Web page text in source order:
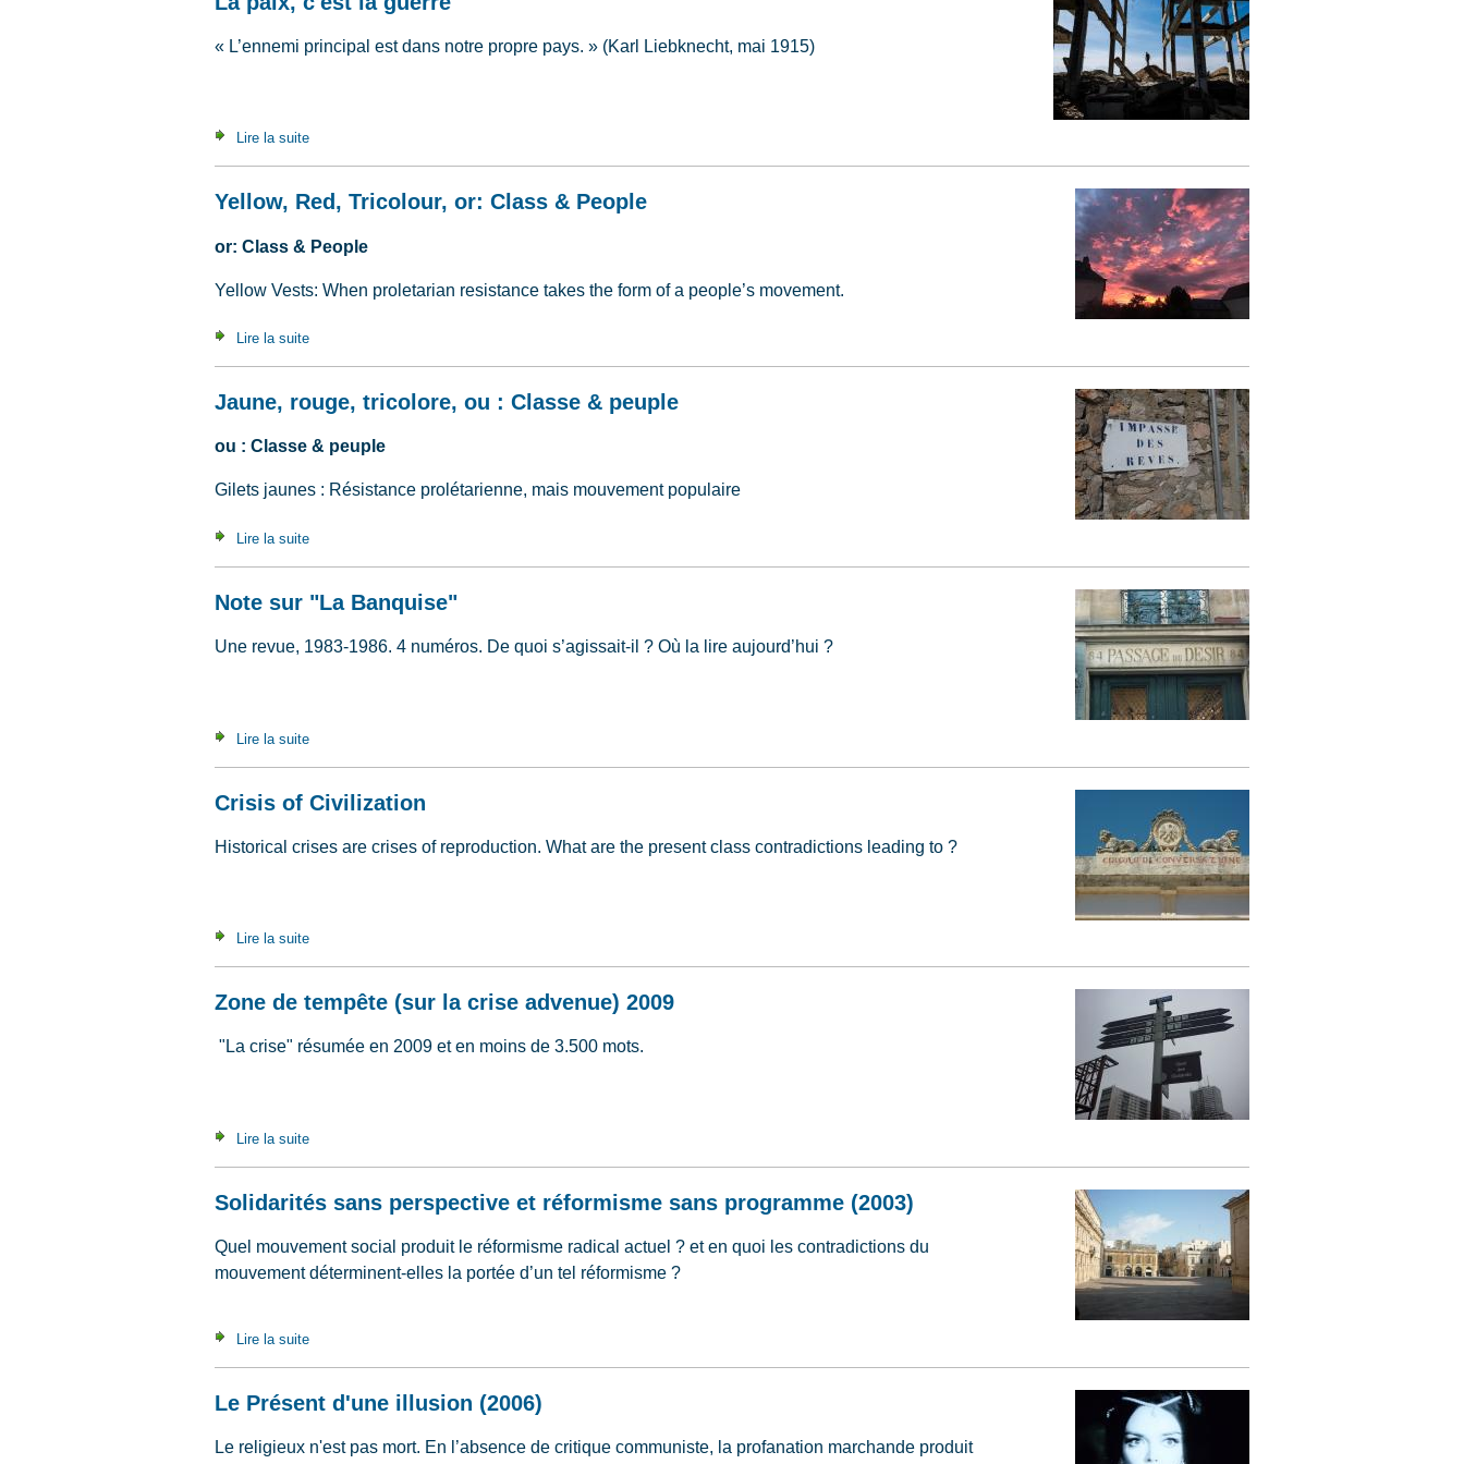
« L’ennemi principal est dans notre propre pays. » (Karl Liebknecht, mai 1915)
Lire la suite
Yellow, Red, Tricolour, or: Class & People
or: Class & People
Yellow Vests: When proletarian resistance takes the form of a people’s movement.
Lire la suite
Jaune, rouge, tricolore, ou : Classe & peuple
ou : Classe & peuple
Gilets jaunes : Résistance prolétarienne, mais mouvement populaire
Lire la suite
Note sur "La Banquise"
Une revue, 1983-1986. 4 numéros. De quoi s’agissait-il ? Où la lire aujourd’hui ?
Lire la suite
Crisis of Civilization
Historical crises are crises of reproduction. What are the present class contradictions leading to ?
Lire la suite
Zone de tempête (sur la crise advenue) 2009
"La crise" résumée en 2009 et en moins de 3.500 mots.
Lire la suite
Solidarités sans perspective et réformisme sans programme (2003)
Quel mouvement social produit le réformisme radical actuel ? et en quoi les contradictions du
mouvement déterminent-elles la portée d’un tel réformisme ?
Lire la suite
Le Présent d'une illusion (2006)
Le religieux n'est pas mort. En l’absence de critique communiste, la profanation marchande produit